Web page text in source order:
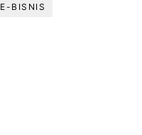
E-BISNIS